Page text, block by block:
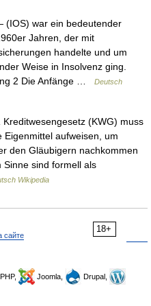
(IOS) war ein bedeutender
Jahren, der mit
handelte und um
Weise in Insolvenz ging.
2 Die Anfänge …
Deutsch
(KWG) muss
Eigenmittel aufweisen, um
den Gläubigern nachkommen
Sinne sind formell als
Wikipedia
18+
сайте
Joomla,
Drupal,